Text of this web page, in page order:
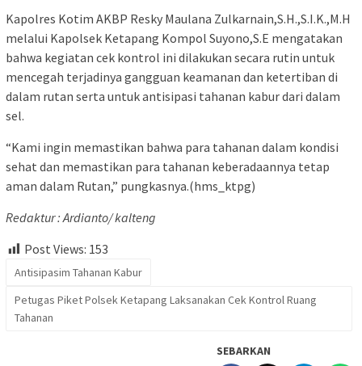
Kapolres Kotim AKBP Resky Maulana Zulkarnain,S.H.,S.I.K.,M.H
melalui Kapolsek Ketapang Kompol Suyono,S.E mengatakan
bahwa kegiatan cek kontrol ini dilakukan secara rutin untuk
mencegah terjadinya gangguan keamanan dan ketertiban di
dalam rutan serta untuk antisipasi tahanan kabur dari dalam
sel.
“Kami ingin memastikan bahwa para tahanan dalam kondisi
sehat dan memastikan para tahanan keberadaannya tetap
aman dalam Rutan,” pungkasnya.(hms_ktpg)
Redaktur : Ardianto/ kalteng
Post Views: 153
Antisipasim Tahanan Kabur
Petugas Piket Polsek Ketapang Laksanakan Cek Kontrol Ruang
Tahanan
SEBARKAN